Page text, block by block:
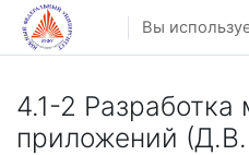
Перейти к основному
Вы
4.1-2
приложений (Д.В.